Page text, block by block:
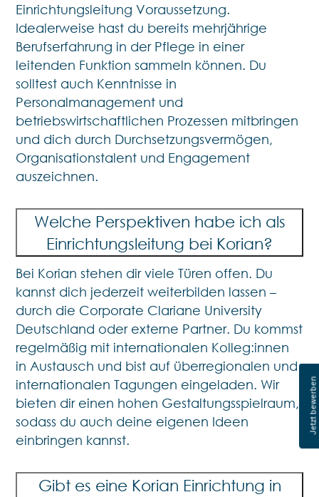
Jetzt bewerben
Einrichtungsleitung Voraussetzung.
Idealerweise hast du bereits mehrjährige
Berufserfahrung in der Pflege in einer
leitenden Funktion sammeln können. Du
solltest auch Kenntnisse in
Personalmanagement und
betriebswirtschaftlichen Prozessen mitbringen
und dich durch Durchsetzungsvermögen,
Organisationstalent und Engagement
auszeichnen.
Welche Perspektiven habe ich als
Einrichtungsleitung bei Korian?
Bei Korian stehen dir viele Türen offen. Du
kannst dich jederzeit weiterbilden lassen –
durch die Corporate Clariane University
Deutschland oder externe Partner. Du kommst
regelmäßig mit internationalen Kolleg:innen
in Austausch und bist auf überregionalen und
internationalen Tagungen eingeladen. Wir
bieten dir einen hohen Gestaltungsspielraum,
sodass du auch deine eigenen Ideen
einbringen kannst.
Gibt es eine Korian Einrichtung in